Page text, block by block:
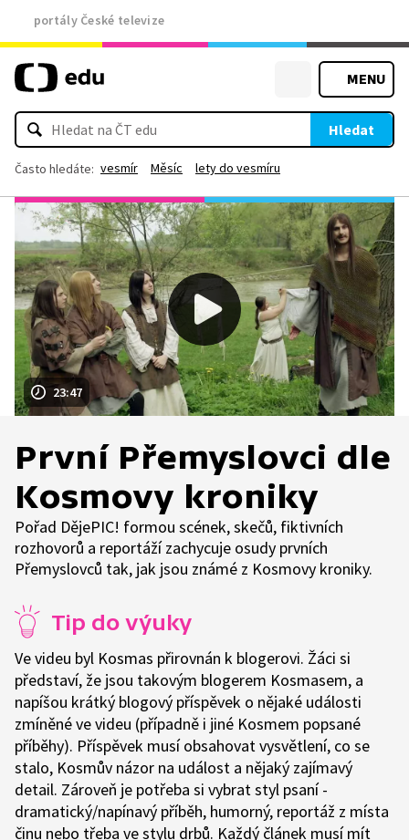
portály České televize
MENU
Hledat
Často hledáte: vesmír Měsíc lety do vesmíru
23:47
První Přemyslovci dle
Kosmovy kroniky
Pořad DějePIC! formou scének, skečů, fiktivních
rozhovorů a reportáží zachycuje osudy prvních
Přemyslovců tak, jak jsou známé z Kosmovy kroniky.
Tip do výuky
Ve videu byl Kosmas přirovnán k blogerovi. Žáci si
představí, že jsou takovým blogerem Kosmasem, a
napíšou krátký blogový příspěvek o nějaké události
zmíněné ve videu (případně i jiné Kosmem popsané
příběhy). Příspěvek musí obsahovat vysvětlení, co se
stalo, Kosmův názor na událost a nějaký zajímavý
detail. Zároveň je potřeba si vybrat styl psaní -
dramatický/napínavý příběh, humorný, reportáž z místa
činu nebo třeba ve stylu drbů. Každý článek musí mít